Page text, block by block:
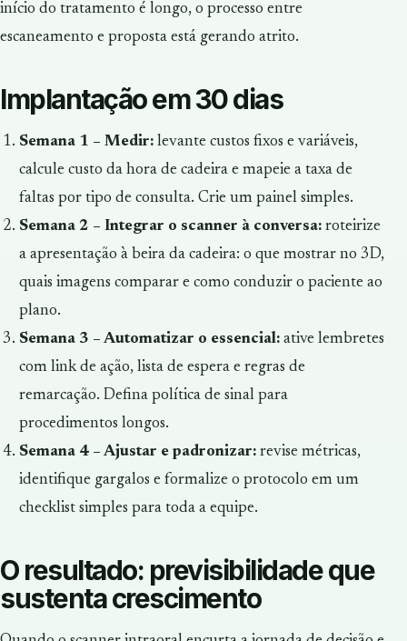
início do tratamento é longo, o processo entre
escaneamento e proposta está gerando atrito.
Implantação em 30 dias
Semana 1 – Medir:levante custos fixos e variáveis,
calcule custo da hora de cadeira e mapeie a taxa de
faltas por tipo de consulta. Crie um painel simples.
Semana 2 – Integrar o scanner à conversa:roteirize
a apresentação à beira da cadeira: o que mostrar no 3D,
quais imagens comparar e como conduzir o paciente ao
plano.
Semana 3 – Automatizar o essencial:ative lembretes
com link de ação, lista de espera e regras de
remarcação. Defina política de sinal para
procedimentos longos.
Semana 4 – Ajustar e padronizar:revise métricas,
identifique gargalos e formalize o protocolo em um
checklist simples para toda a equipe.
O resultado: previsibilidade que
sustenta crescimento